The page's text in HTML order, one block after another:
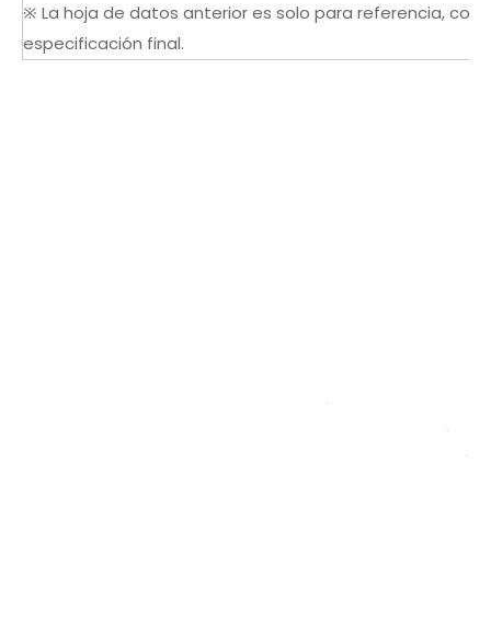
※ La hoja de datos anterior es solo para referencia,
especificación final.